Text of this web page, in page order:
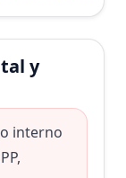
y
interno